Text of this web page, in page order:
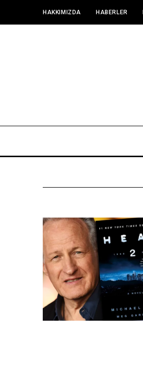
HAKKIMIZDA HABERLER